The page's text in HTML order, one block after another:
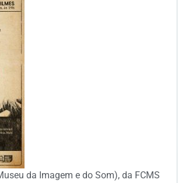
da Imagem e do Som), da FCMS